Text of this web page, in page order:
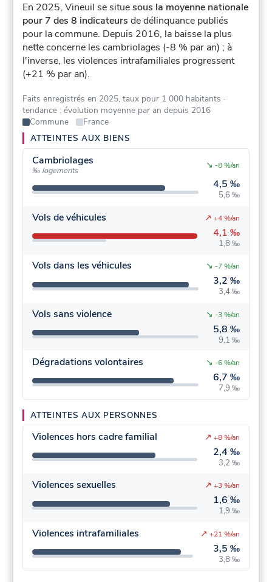
En 2025, Vineuil se situesous la moyenne nationale
pour 7 des 8 indicateurs de délinquance publiés
pour la commune. Depuis 2016, la baisse la plus
nette concerne les cambriolages (-8 % par an) ; à
l'inverse, les violences intrafamiliales progressent
(+21 % par an).
Faits enregistrés en 2025, taux pour 1 000 habitants ·
tendance : évolution moyenne par an depuis 2016
Commune
France
ATTEINTES AUX BIENS
Cambriolages
‰ logements
4,5 ‰
5,6 ‰
↘ -8 %/an
Vols de véhicules
4,1 ‰
1,8 ‰
↗ +4 %/an
Vols dans les véhicules
3,2 ‰
3,4 ‰
↘ -7 %/an
Vols sans violence
5,8 ‰
9,1 ‰
↘ -3 %/an
Dégradations volontaires
6,7 ‰
7,9 ‰
↘ -6 %/an
ATTEINTES AUX PERSONNES
Violences hors cadre familial
2,4 ‰
3,2 ‰
↗ +8 %/an
Violences sexuelles
1,6 ‰
1,9 ‰
↗ +3 %/an
Violences intrafamiliales
3,5 ‰
3,8 ‰
↗ +21 %/an